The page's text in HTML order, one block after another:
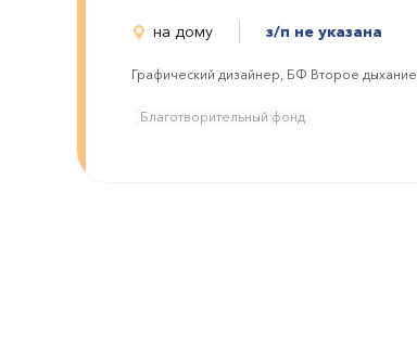
на дому з/п не указана
Графический дизайнер, БФ Второе дыхание
Благотворительный фонд